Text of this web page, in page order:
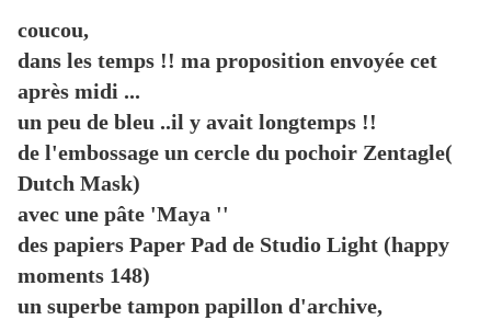
coucou,
dans les temps !! ma proposition envoyée cet
après midi ...
un peu de bleu ..il y avait longtemps !!
de l'embossage un cercle du pochoir Zentagle(
Dutch Mask)
avec une pâte 'Maya ''
des papiers Paper Pad de Studio Light (happy
moments 148)
un superbe tampon papillon d'archive,